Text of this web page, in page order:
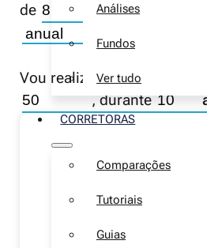
Análises
Fundos
Ver tudo
CORRETORAS
Comparações
Tutoriais
Guias
de
%, com
Vou realizar reforços
, durante
Resultados ao